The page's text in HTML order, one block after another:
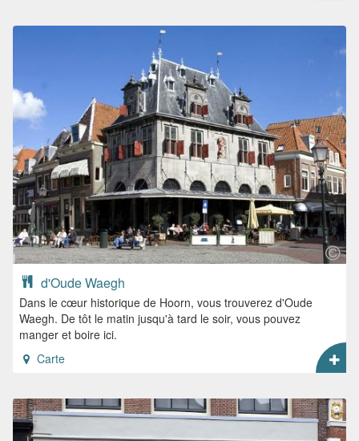
d'Oude Waegh
Dans le cœur historique de Hoorn, vous trouverez d'Oude
Waegh. De tôt le matin jusqu'à tard le soir, vous pouvez
manger et boire ici.
Carte